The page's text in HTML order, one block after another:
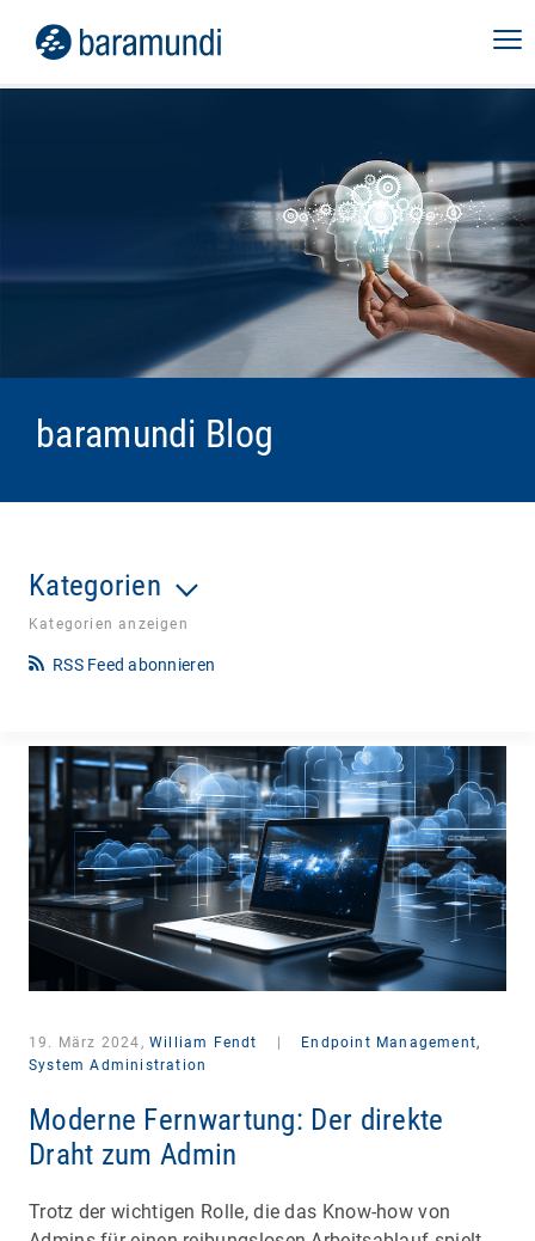
baramundi Blog
Kategorien
Kategorien anzeigen
RSS Feed abonnieren
19. März 2024, William Fendt
Endpoint Management,
System Administration
Moderne Fernwartung: Der direkte
Draht zum Admin
Trotz der wichtigen Rolle, die das Know-how von